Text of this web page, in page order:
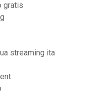
gratis
streaming ita